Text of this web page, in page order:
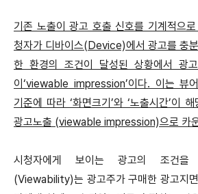
기존 노출이 광고 호출 신호를 기계적으
청자가 디바이스(Device)에서 광고를 충
한 환경의 조건이 달성된 상황에서 광
이‘viewable impression’이다. 이는 뷰
기준에 따라 ‘화면크기’와 ‘노출시간’이
광고노출 (viewable impression)으로 카
시청자에게 보이는 광고의 조건을
(Viewability)는 광고주가 구매한 광고지